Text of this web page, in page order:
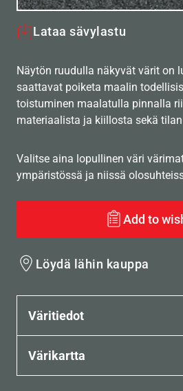
Lataa sävylastu
Näytön ruudulla näkyvät värit on
saattavat poiketa maalin
toistuminen maalatulla pinnalla
materiaalista ja kiillosta sekä
Valitse aina lopullinen väri
ympäristössä ja niissä
Add to
Löydä lähin kauppa
Väritiedot
Värikartta